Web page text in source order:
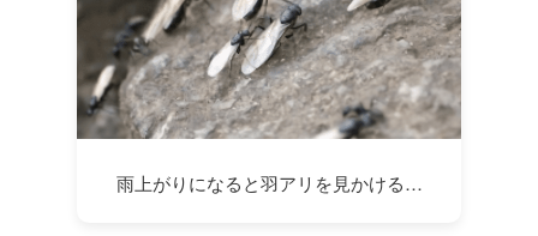
雨上がりになると羽アリを見かける…